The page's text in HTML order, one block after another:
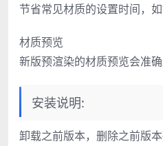
节省常见材质的设置时间，
材质预览
新版预渲染的材质预览会准确
安装说明:
卸载之前版本，删除之前版